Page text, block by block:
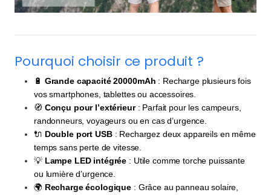
Pourquoi choisir ce produit ?
🔋 Grande capacité 20000mAh : Recharge plusieurs fois
vos smartphones, tablettes ou accessoires.
🧭 Conçu pour l’extérieur: Parfait pour les campeurs,
randonneurs, voyageurs ou en cas d’urgence.
🔌 Double port USB: Rechargez deux appareils en même
temps sans perte de vitesse.
💡 Lampe LED intégrée : Utile comme torche puissante
ou lumière d’urgence.
🌍 Recharge écologique : Grâce au panneau solaire,